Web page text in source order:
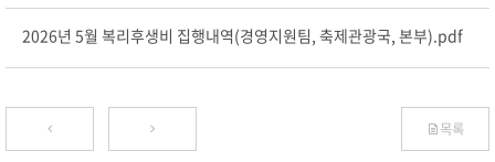
2026년 5월 복리후생비 집행내역(경영지원팀, 축제관광국, 본부).pdf
목록